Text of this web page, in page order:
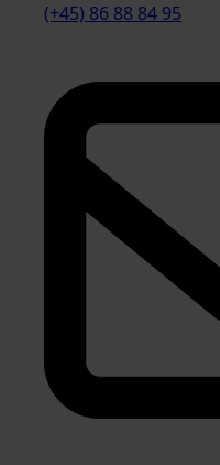
(+45) 86 88 84 95